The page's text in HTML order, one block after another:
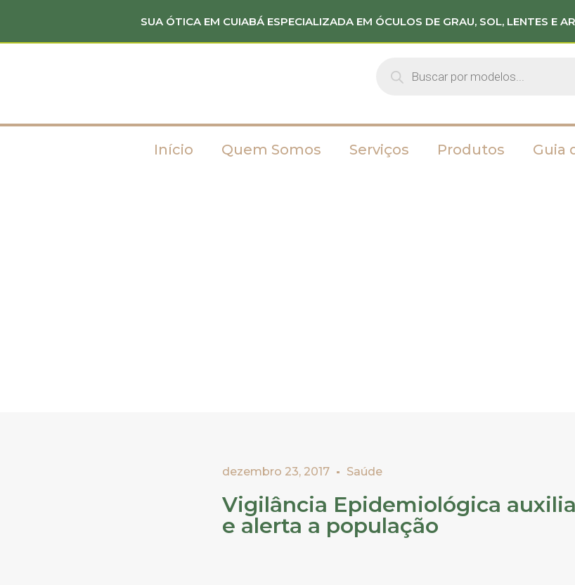
SUA ÓTICA EM CUIABÁ ESPECIALIZADA EM ÓCULOS DE GRAU, SOL, LENTES E
Início Quem Somos Serviços Produtos Guia
dezembro 23, 2017 Saúde
Vigilância Epidemiológica
e alerta a população